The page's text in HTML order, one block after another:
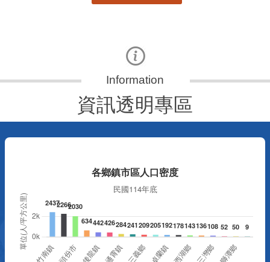
資訊透明專區